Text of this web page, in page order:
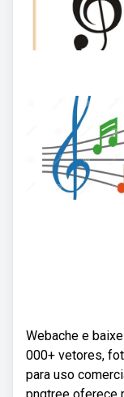
Webache e
000+ vetores,
para uso